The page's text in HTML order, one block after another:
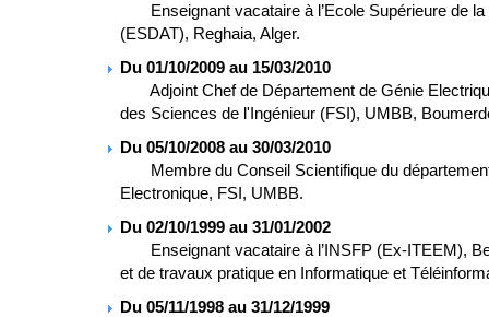
Enseignant vacataire à l’Ecole Supérieure de la
(ESDAT), Reghaia, Alger.
Du 01/10/2009 au 15/03/2010
Adjoint Chef de Département de Génie
des Sciences de l'Ingénieur (FSI), UMBB,
Du 05/10/2008 au 30/03/2010
Membre du Conseil Scientifique du
Electronique, FSI, UMBB.
Du 02/10/1999 au 31/01/2002
Enseignant vacataire à l’INSFP (Ex-ITEEM),
et de travaux pratique en Informatique et
Du 05/11/1998 au 31/12/1999